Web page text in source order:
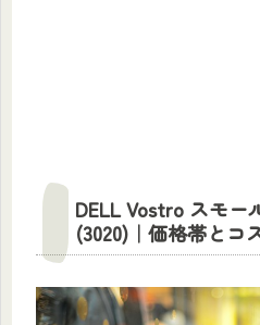
DELL Vostro スモー
(3020)｜価格帯とコ